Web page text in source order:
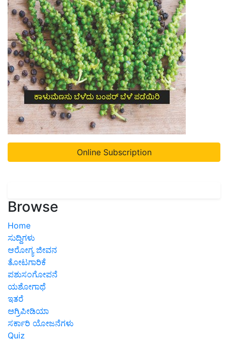
Online Subscription
Browse
Home
ಸುದ್ದಿಗಳು
ಆರೋಗ್ಯ ಜೀವನ
ತೋಟಗಾರಿಕೆ
ಪಶುಸಂಗೋಪನೆ
ಯಶೋಗಾಥೆ
ಇತರೆ
ಅಗ್ರಿಪೀಡಿಯಾ
ಸರ್ಕಾರಿ ಯೋಜನೆಗಳು
Quiz